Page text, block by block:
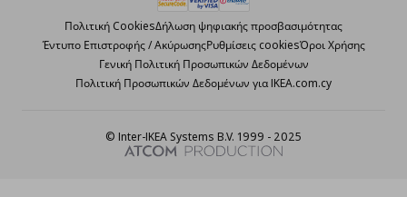
Πολιτική CookiesΔήλωση ψηφιακής προσβασιμότητας
Έντυπο Επιστροφής / ΑκύρωσηςΡυθμίσεις cookiesΌροι Χρήσης
Γενική Πολιτική Προσωπικών Δεδομένων
Πολιτική Προσωπικών Δεδομένων για IKEA.com.cy
© Inter-IKEA Systems B.V. 1999 - 2025